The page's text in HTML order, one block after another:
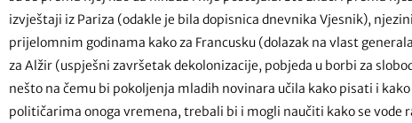
izvještaji iz Pariza (odakle je bila dopisnica dnevnika Vjesnik),
prijelomnim godinama kako za Francusku (dolazak na vlast
za Alžir (uspješni završetak dekolonizacije, pobjeda u borbi za
nešto na čemu bi pokoljenja mladih novinara učila kako pisati i
političarima onoga vremena, trebali bi i mogli naučiti kako se vode